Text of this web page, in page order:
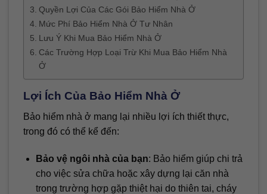
Quyền Lợi Của Các Gói Bảo Hiểm Nhà Ở
Mức Phí Bảo Hiểm Nhà Ở Tư Nhân
Lưu Ý Khi Mua Bảo Hiểm Nhà Ở
Các Trường Hợp Loại Trừ Khi Mua Bảo Hiểm Nhà
Ở
Lợi Ích Của Bảo Hiểm Nhà Ở
Bảo hiểm nhà ở mang lại nhiều lợi ích thiết thực,
trong đó có thể kể đến:
Bảo vệ ngôi nhà của bạn: Bảo hiểm giúp chi trả
cho việc sửa chữa hoặc xây dựng lại căn nhà
trong trường hợp gặp thiệt hại do thiên tai, cháy